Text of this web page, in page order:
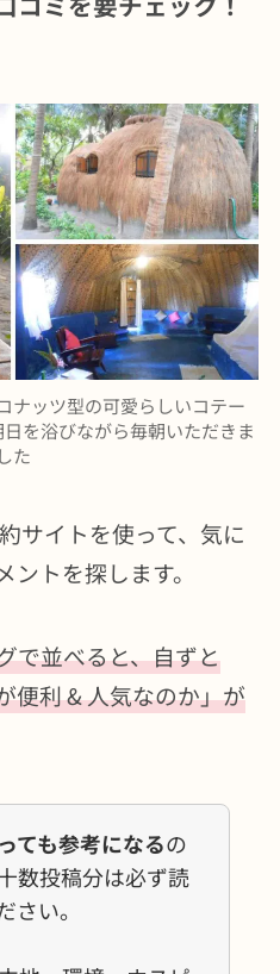
ナッツ型の可愛らしいコテー
を浴びながら毎朝いただきま
した
サイトを使って、気に
トを探します。
で並べると、自ずと
便利 & 人気なのか」が
ても参考になるの
数投稿分は必ず読
さい。